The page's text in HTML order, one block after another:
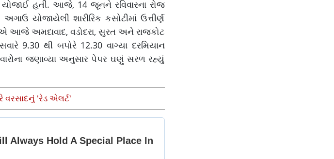
યોજાઈ હતી. આજે, 14 જૂનને રવિવારના રોજ
યોજાયેલી શારીરિક કસોટીમાં ઉત્તીર્ણ
આજે અમદાવાદ, વડોદરા, સુરત અને રાજકોટ
9.30 થી બપોરે 12.30 વાગ્યા દરમિયાન
જણાવ્યા અનુસાર પેપર ઘણું સરળ રહ્યું
વરસાદનું 'રેડ એલર્ટ'